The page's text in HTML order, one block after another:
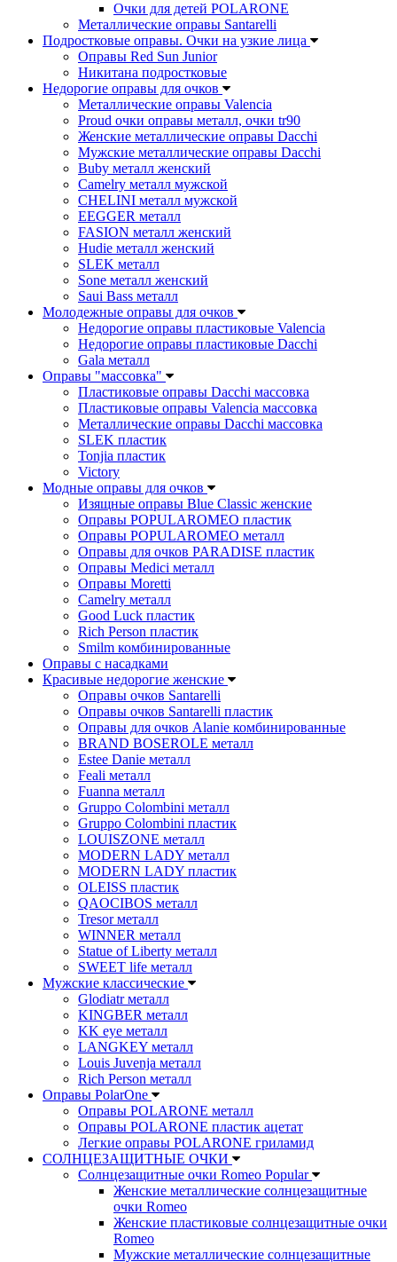
Очки для детей POLARONE
Металлические оправы Santarelli
Подростковые оправы. Очки на узкие лица
Оправы Red Sun Junior
Никитана подростковые
Недорогие оправы для очков
Металлические оправы Valencia
Proud очки оправы металл, очки tr90
Женские металлические оправы Dacchi
Мужские металлические оправы Dacchi
Buby металл женский
Camelry металл мужской
CHELINI металл мужской
EEGGER металл
FASION металл женский
Hudie металл женский
SLEK металл
Sone металл женский
Saui Bass металл
Молодежные оправы для очков
Недорогие оправы пластиковые Valencia
Недорогие оправы пластиковые Dacchi
Gala металл
Оправы "массовка"
Пластиковые оправы Dacchi массовка
Пластиковые оправы Valencia массовка
Металлические оправы Dacchi массовка
SLEK пластик
Tonjia пластик
Victory
Модные оправы для очков
Изящные оправы Blue Classic женские
Оправы POPULAROMEO пластик
Оправы POPULAROMEO металл
Оправы для очков PARADISE пластик
Оправы Medici металл
Оправы Moretti
Camelry металл
Good Luck пластик
Rich Person пластик
Smilm комбинированные
Оправы с насадками
Красивые недорогие женские
Оправы очков Santarelli
Оправы очков Santarelli пластик
Оправы для очков Alanie комбинированные
BRAND BOSEROLE металл
Estee Danie металл
Feali металл
Fuanna металл
Gruppo Colombini металл
Gruppo Colombini пластик
LOUISZONE металл
MODERN LADY металл
MODERN LADY пластик
OLEISS пластик
QAOCIBOS металл
Tresor металл
WINNER металл
Statue of Liberty металл
SWEET life металл
Мужские классические
Glodiatr металл
KINGBER металл
KK eye металл
LANGKEY металл
Louis Juvenja металл
Rich Person металл
Оправы PolarOne
Оправы POLARONE металл
Оправы POLARONE пластик ацетат
Легкие оправы POLARONE гриламид
СОЛНЦЕЗАЩИТНЫЕ ОЧКИ
Солнцезащитные очки Romeo Popular
Женские металлические солнцезащитные
очки Romeo
Женские пластиковые солнцезащитные очки
Romeo
Мужские металлические солнцезащитные